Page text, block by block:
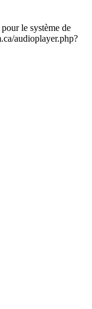
le système de
audioplayer.php?